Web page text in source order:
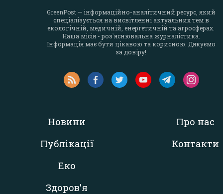
GreenPost — інформаційно-аналітичний ресурс, який
спеціалізується на висвітленні актуальних тем в
екологічній, медичній, енергетичній та агросферах.
Наша місія - роз`яснювальна журналістика.
Інформація має бути цікавою та корисною. Дякуємо
за довіру!
Новини
Публікації
Еко
Здоров'я
Про нас
Контакти